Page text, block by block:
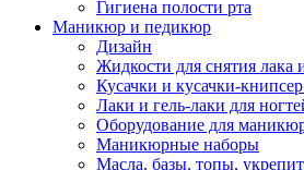
Гигиена полости рта
Маникюр и педикюр
Дизайн
Жидкости для снятия лака
Кусачки и кусачки-
Лаки и гель-лаки для
Оборудование для
Маникюрные наборы
Масла, базы, топы,